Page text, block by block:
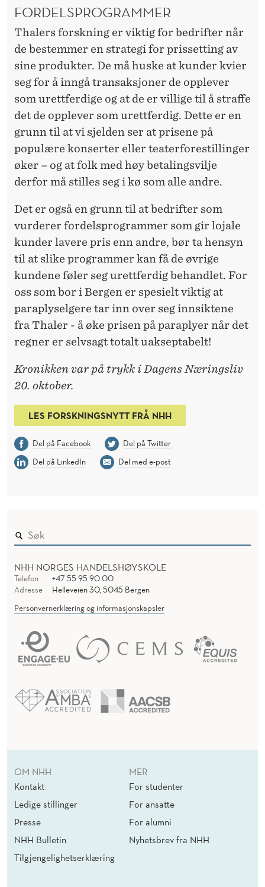
FORDELSPROGRAMMER
Thalers forskning er viktig for bedrifter når
de bestemmer en strategi for prissetting av
sine produkter. De må huske at kunder kvier
seg for å inngå transaksjoner de opplever
som urettferdige og at de er villige til å straffe
det de opplever som urettferdig. Dette er en
grunn til at vi sjelden ser at prisene på
populære konserter eller teaterforestillinger
øker – og at folk med høy betalingsvilje
derfor må stilles seg i kø som alle andre.
Det er også en grunn til at bedrifter som
vurderer fordelsprogrammer som gir lojale
kunder lavere pris enn andre, bør ta hensyn
til at slike programmer kan få de øvrige
kundene føler seg urettferdig behandlet. For
oss som bor i Bergen er spesielt viktig at
paraplyselgere tar inn over seg innsiktene
fra Thaler - å øke prisen på paraplyer når det
regner er selvsagt totalt uakseptabelt!
Kronikken var på trykk i Dagens Næringsliv
20. oktober.
LES FORSKNINGSNYTT FRÅ NHH
Del på Facebook
Del på Twitter
Del på LinkedIn
Del med e-post
NHH NORGES HANDELSHØYSKOLE
Telefon
+47 55 95 90 00
Adresse
Helleveien 30, 5045 Bergen
Personvernerklæring og informasjonskapsler
OM NHH
Kontakt
Ledige stillinger
Presse
NHH Bulletin
Tilgjengelighetserklæring
MER
For studenter
For ansatte
For alumni
Nyhetsbrev fra NHH